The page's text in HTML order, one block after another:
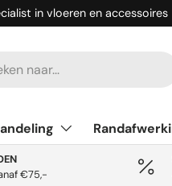
in vloeren en accessoires
€75,-